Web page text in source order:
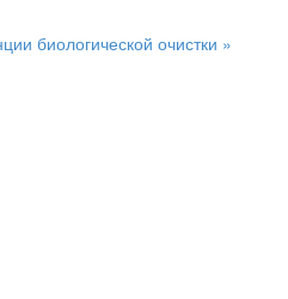
биологической очистки »